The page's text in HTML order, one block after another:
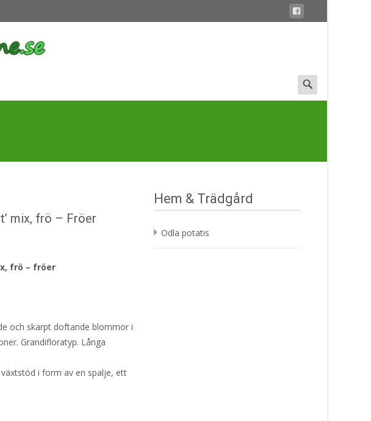
Search
for:
mix, frö – Fröer
frö – fröer
och skarpt doftande blommor i
Grandifloratyp. Långa
i form av en spalje, ett
Hem & Trädgård
Odla potatis